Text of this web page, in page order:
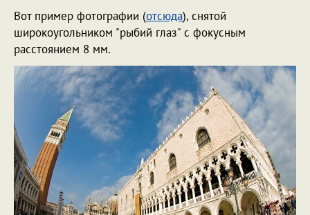
Вот пример фотографии (отсюда), снятой
широкоугольником "рыбий глаз" с фокусным
расстоянием 8 мм.